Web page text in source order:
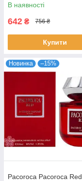
В наявності
642 ₴ 756 ₴
Купити
Новинка –15%
Pacoroca Pacoroca Red